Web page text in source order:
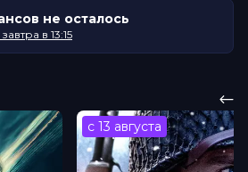
не осталось
в 13:15
с 13 августа